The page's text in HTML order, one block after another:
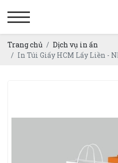
Trang chủ
Dịch vụ in ấn
In Túi Giấy HCM Lấy Liền -